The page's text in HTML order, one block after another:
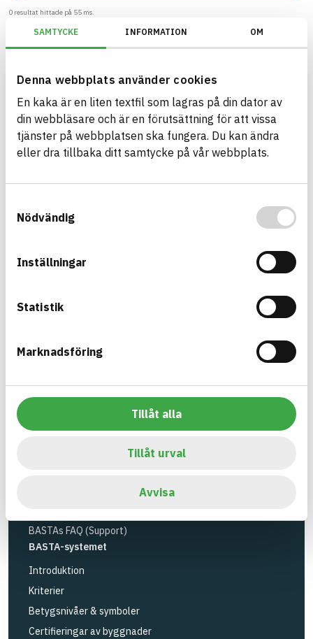
SAMTYCKE INFORMATION OM
Denna webbplats använder cookies
En kaka är en liten textfil som lagras på din dator av
din webbläsare och är en förutsättning för att vissa
tjänster på webbplatsen ska fungera. Du kan ändra
eller dra tillbaka ditt samtycke på vår webbplats.
Nödvändig
Inställningar
Statistik
Marknadsföring
Tillåt alla
Tillåt urval
Avvisa
0 resultat hittade på 55 ms.
Filter Återställ filter
KEMIs PRIO-verktyg/PRIO
Bygg med BASTA - medvetna
BASTA-systemet är ensamt på marknaden om att
erbjuda kostnadsfri och publikt tillgänglig
anläggningsprodukter. BASTA-systemet erbjuder
även bedömningskriterier och betyg kopplat till
Verktyg
Loggbok
BASTAs FAQ (Support)
BASTA-systemet
Introduktion
Kriterier
Betygsnivåer & symboler
Certifieringar av byggnader